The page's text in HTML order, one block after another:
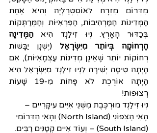
בְּכַדּוּר הָאָרֶץ. נְיוּ זִילַנְד הִיא
הָרְחוֹקָה בְּיוֹתֵר מִיִּשְׂרָאֵל
רְצוּפוֹת!
נְיוּ זִילַנְד מוּרְכֶּבֶת מִשְּׁנֵי אִיִּים עיקָּרִיים –
הָאִי הַצְּפוֹנִי (North Island) וְהָאִי הַדְּרוֹמִי
(South Island) – וְעוֹד אִיים קְטַנִּים רַבִּים.